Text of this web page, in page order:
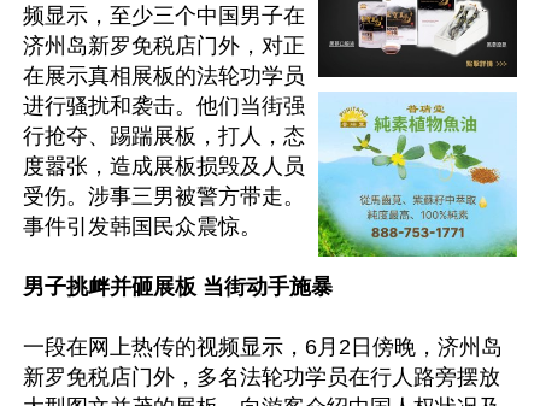
频显示，至少三个中国男子在
济州岛新罗免税店门外，对正
在展示真相展板的法轮功学员
进行骚扰和袭击。他们当街强
行抢夺、踢踹展板，打人，态
度嚣张，造成展板损毁及人员
受伤。涉事三男被警方带走。
事件引发韩国民众震惊。
男子挑衅并砸展板 当街动手施暴
一段在网上热传的视频显示，6月2日傍晚，济州岛
新罗免税店门外，多名法轮功学员在行人路旁摆放